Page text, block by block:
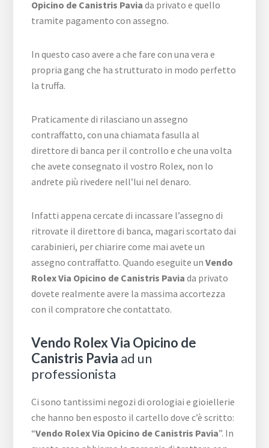
Opicino de Canistris Pavia da privato e quello
tramite pagamento con assegno.
In questo caso avere a che fare con una vera e
propria gang che ha strutturato in modo perfetto
la truffa.
Praticamente di rilasciano un assegno
contraffatto, con una chiamata fasulla al
direttore di banca per il controllo e che una volta
che avete consegnato il vostro Rolex, non lo
andrete più rivedere nell’lui nel denaro.
Infatti appena cercate di incassare l’assegno di
ritrovate il direttore di banca, magari scortato dai
carabinieri, per chiarire come mai avete un
assegno contraffatto. Quando eseguite unVendo
Rolex Via Opicino de Canistris Pavia da privato
dovete realmente avere la massima accortezza
con il compratore che contattato.
Vendo Rolex Via Opicino de
Canistris Pavia ad un
professionista
Ci sono tantissimi negozi di orologiai e gioiellerie
che hanno ben esposto il cartello dove c’è scritto:
“Vendo Rolex Via Opicino de Canistris Pavia”. In